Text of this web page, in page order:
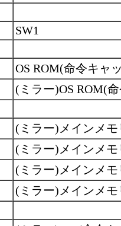
SW1
OS ROM(命令キャ
(ミラー)OS ROM(
(ミラー)メインメ
(ミラー)メインメ
(ミラー)メインメ
(ミラー)メインメ